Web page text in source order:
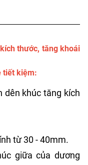
thước, tăng khoái
tiết kiệm:
dên khúc tăng kích
từ 30 - 40mm.
giữa của dương